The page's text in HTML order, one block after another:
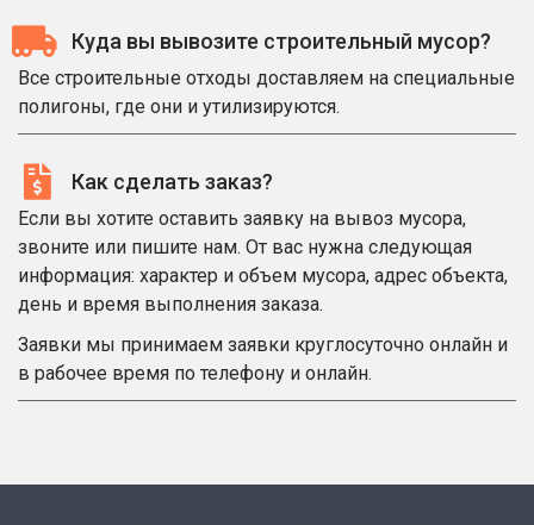
Куда вы вывозите строительный мусор?
Все строительные отходы доставляем на специальные
полигоны, где они и утилизируются.
Как сделать заказ?
Если вы хотите оставить заявку на вывоз мусора,
звоните или пишите нам. От вас нужна следующая
информация: характер и объем мусора, адрес объекта,
день и время выполнения заказа.
Заявки мы принимаем заявки круглосуточно онлайн и
в рабочее время по телефону и онлайн.